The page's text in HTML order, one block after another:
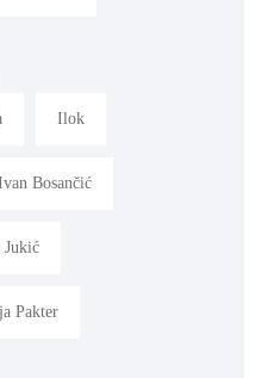
Ilok
Bosančić
Jukić
Pakter